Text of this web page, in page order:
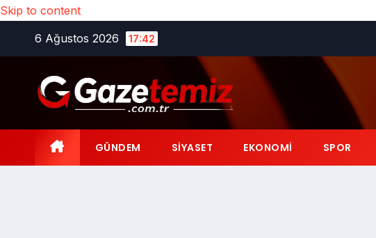
Skip to content
6 Ağustos 2026
17:42
GÜNDEM SIYASET EKONOMI SPOR